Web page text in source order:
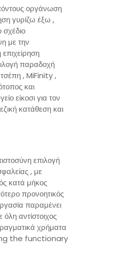
οργάνωση
γυρίζω έξω ,
με την
παραδοχή
, MiFinity ,
και
είκοσι για τον
κατάθεση και
επιλογή
, με
κατά μήκος
προνοητικός
παραμένει
αντίστοιχος
χρήματα
the functionary